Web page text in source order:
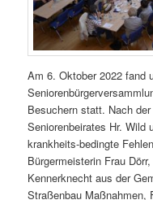
Am 6. Oktober 2022 fand
Besuchern statt. Nach
Seniorenbeirates Hr. Wild
krankheits-bedingte
Bürgermeisterin Frau
Kennerknecht aus der
Straßenbau Maßnahmen,